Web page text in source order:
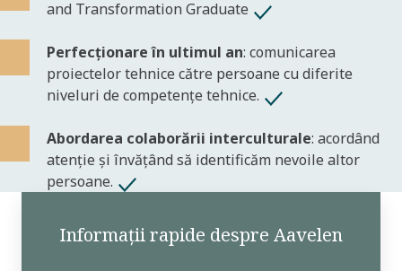
and Transformation Graduate
Perfecționare în ultimul an: comunicarea
proiectelor tehnice către persoane cu diferite
niveluri de competențe tehnice.
Abordarea colaborării interculturale: acordând
atenție și învățând să identificăm nevoile altor
persoane.
Informații rapide despre Aavelen